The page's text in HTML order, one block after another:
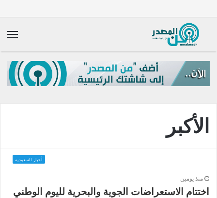
الأكبر
أخبار السعودية
منذ يومين
اختتام الاستعراضات الجوية والبحرية لليوم الوطني